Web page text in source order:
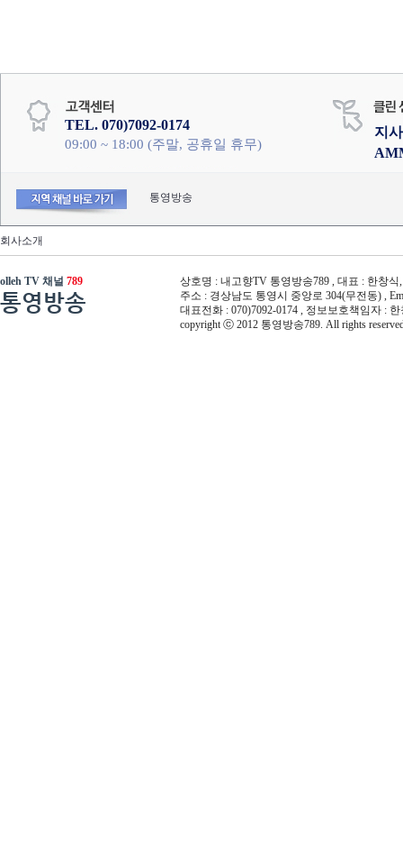
TEL. 070)7092-0174
09:00 ~ 18:00 (주말, 공휴일 휴무)
지
통영방송
회사소개
olleh TV 채널 789
통영방송
상호명 : 내고향TV 통영방송789 , 대표 : 한창식
주소 : 경상남도 통영시 중앙로 304(무전동) ,
대표전화 : 070)7092-0174 , 정보보호책임자 :
copyright ⓒ 2012 통영방송789. All rights